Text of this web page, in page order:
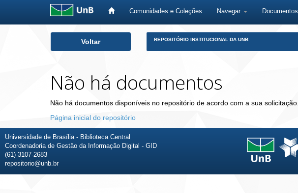
Comunidades e Coleções Navegar Documentos
Voltar REPOSITÓRIO INSTITUCIONAL DA UNB
Não há documentos
Não há documentos disponíveis no repositório de acordo com a sua solicitação.
Página inicial do repositório
Universidade de Brasília - Biblioteca Central
Coordenadoria de Gestão da Informação Digital - GID
(61) 3107-2683
repositorio@unb.br